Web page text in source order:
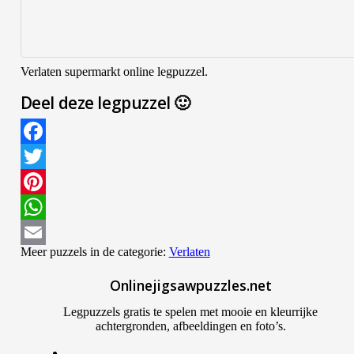
Verlaten supermarkt online legpuzzel.
Deel deze legpuzzel 🙂
Facebook
Twitter
Pinterest
WhatsApp
Email
Meer puzzels in de categorie: Verlaten
Onlinejigsawpuzzles.net
Legpuzzels gratis te spelen met mooie en kleurrijke
achtergronden, afbeeldingen en foto’s.